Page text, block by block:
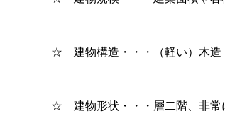
☆ 建物構造・・・（軽い）木
☆ 建物形状・・・層二階、非常